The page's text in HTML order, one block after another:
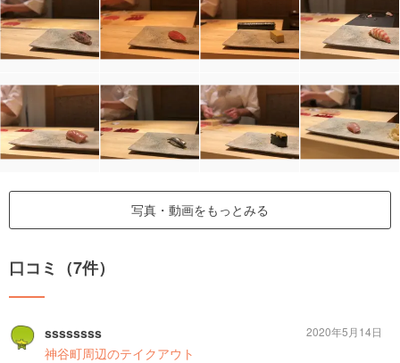
写真・動画をもっとみる
口コミ（7件）
ssssssss
神谷町周辺のテイクアウト
2020年5月14日